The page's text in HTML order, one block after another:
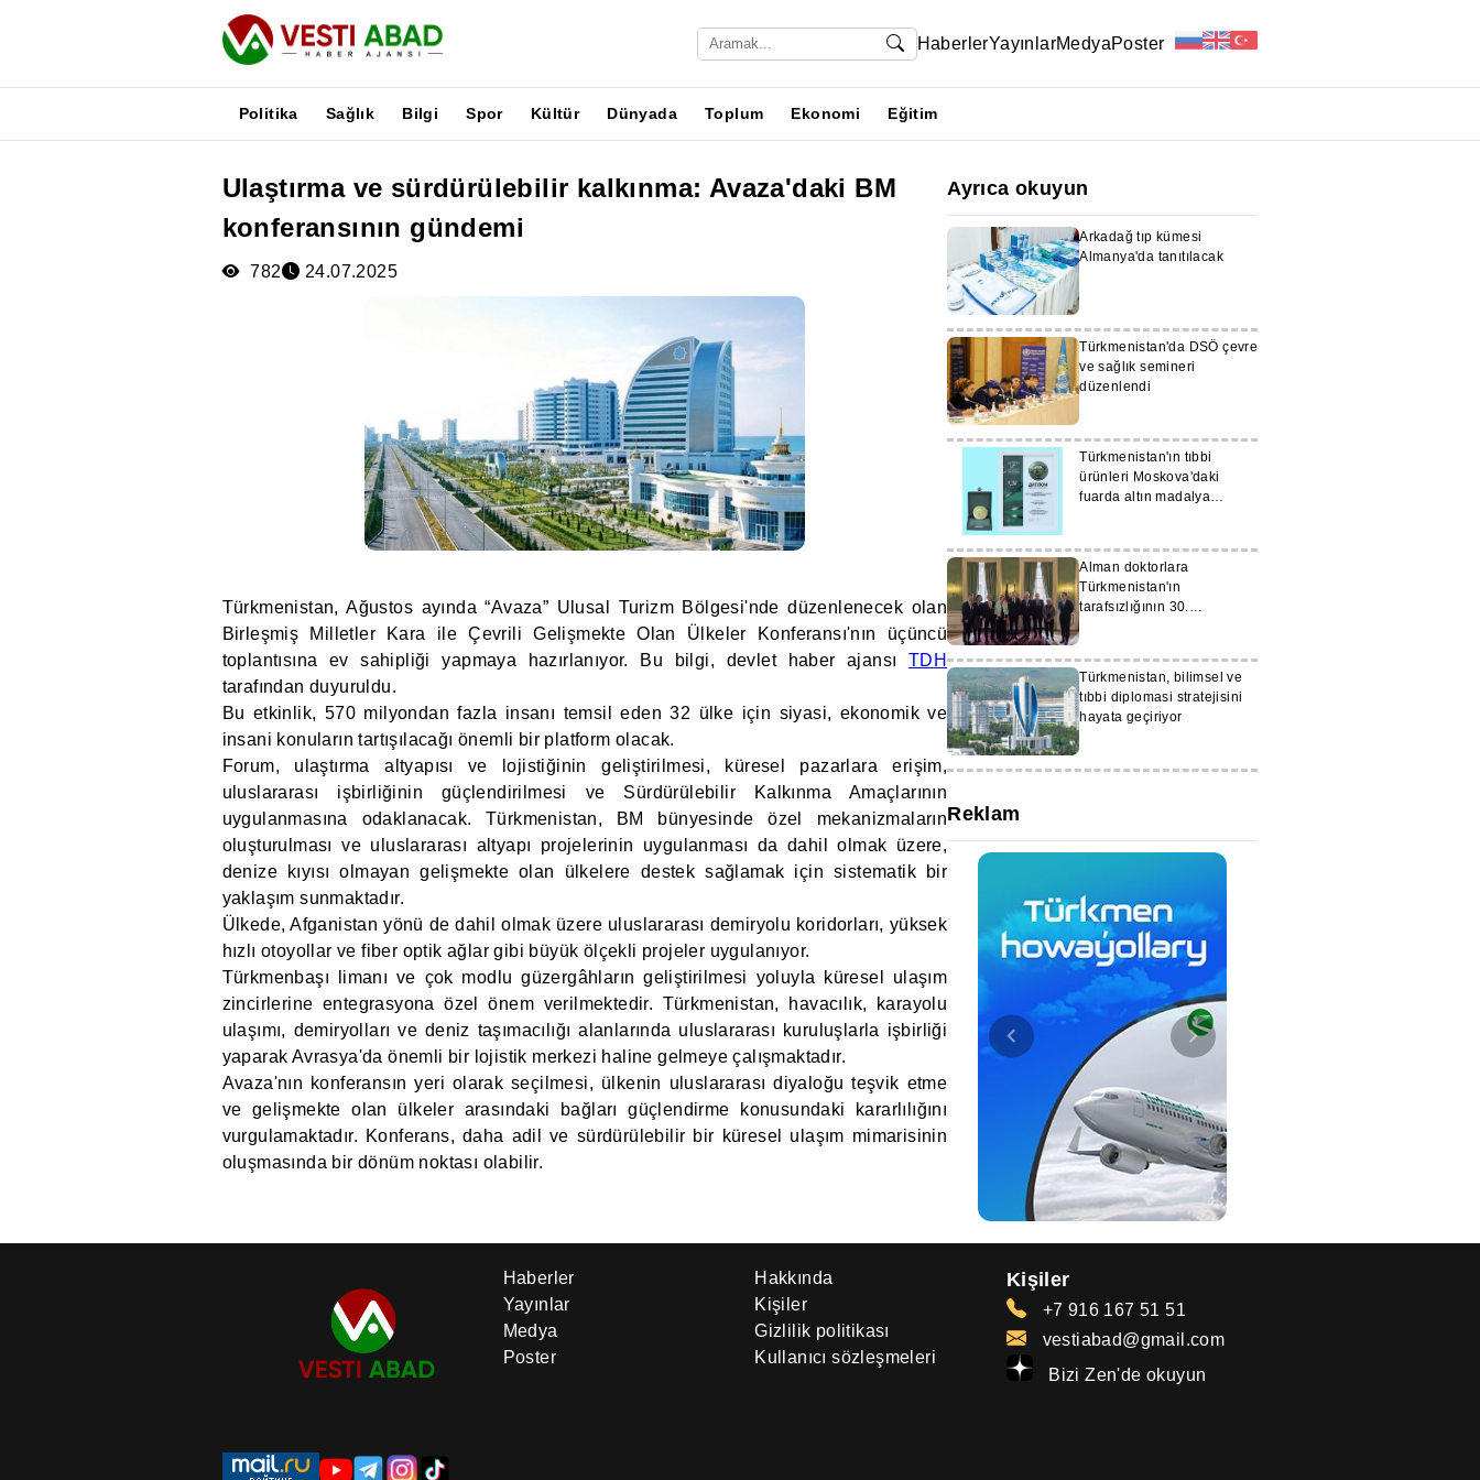
HaberlerYayınlarMedyaPoster
Politika Sağlık Bilgi Spor Kültür Dünyada Toplum Ekonomi Eğitim
Ulaştırma ve sürdürülebilir kalkınma: Avaza'daki BM
konferansının gündemi
782 24.07.2025
Türkmenistan, Ağustos ayında “Avaza” Ulusal Turizm Bölgesi'nde düzenlenecek olan
Birleşmiş Milletler Kara ile Çevrili Gelişmekte Olan Ülkeler Konferansı'nın üçüncü
toplantısına ev sahipliği yapmaya hazırlanıyor. Bu bilgi, devlet haber ajansı TDH
tarafından duyuruldu.
Bu etkinlik, 570 milyondan fazla insanı temsil eden 32 ülke için siyasi, ekonomik ve
insani konuların tartışılacağı önemli bir platform olacak.
Forum, ulaştırma altyapısı ve lojistiğinin geliştirilmesi, küresel pazarlara erişim,
uluslararası işbirliğinin güçlendirilmesi ve Sürdürülebilir Kalkınma Amaçlarının
uygulanmasına odaklanacak. Türkmenistan, BM bünyesinde özel mekanizmaların
oluşturulması ve uluslararası altyapı projelerinin uygulanması da dahil olmak üzere,
denize kıyısı olmayan gelişmekte olan ülkelere destek sağlamak için sistematik bir
yaklaşım sunmaktadır.
Ülkede, Afganistan yönü de dahil olmak üzere uluslararası demiryolu koridorları, yüksek
hızlı otoyollar ve fiber optik ağlar gibi büyük ölçekli projeler uygulanıyor.
Türkmenbaşı limanı ve çok modlu güzergâhların geliştirilmesi yoluyla küresel ulaşım
zincirlerine entegrasyona özel önem verilmektedir. Türkmenistan, havacılık, karayolu
ulaşımı, demiryolları ve deniz taşımacılığı alanlarında uluslararası kuruluşlarla işbirliği
yaparak Avrasya'da önemli bir lojistik merkezi haline gelmeye çalışmaktadır.
Avaza'nın konferansın yeri olarak seçilmesi, ülkenin uluslararası diyaloğu teşvik etme
ve gelişmekte olan ülkeler arasındaki bağları güçlendirme konusundaki kararlılığını
vurgulamaktadır. Konferans, daha adil ve sürdürülebilir bir küresel ulaşım mimarisinin
oluşmasında bir dönüm noktası olabilir.
Ayrıca okuyun
Arkadağ tıp kümesi
Almanya'da tanıtılacak
Türkmenistan'da DSÖ çevre
ve sağlık semineri
düzenlendi
Türkmenistan'ın tıbbi
ürünleri Moskova'daki
fuarda altın madalya
Alman doktorlara
Türkmenistan'ın
tarafsızlığının 30.
Türkmenistan, bilimsel ve
tıbbi diplomasi stratejisini
hayata geçiriyor
Reklam
Haberler
Yayınlar
Medya
Poster
Hakkında
Kişiler
Gizlilik politikası
Kullanıcı sözleşmeleri
Kişiler
+7 916 167 51 51
vestiabad@gmail.com
Bizi Zen'de okuyun